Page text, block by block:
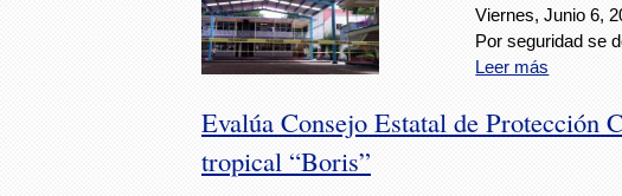
Viernes, Junio 6,
Por seguridad se
Leer más
Evalúa Consejo Estatal de Protección
tropical “Boris”